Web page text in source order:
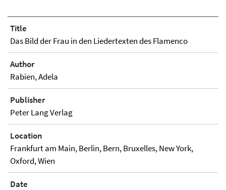
Title
Das Bild der Frau in den Liedertexten des Flamenco
Author
Rabien, Adela
Publisher
Peter Lang Verlag
Location
Frankfurt am Main, Berlin, Bern, Bruxelles, New York,
Oxford, Wien
Date